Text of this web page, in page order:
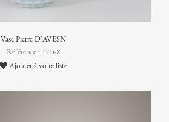
Vase Pierre D'AVESN
Référence : 17168
Ajouter à votre liste